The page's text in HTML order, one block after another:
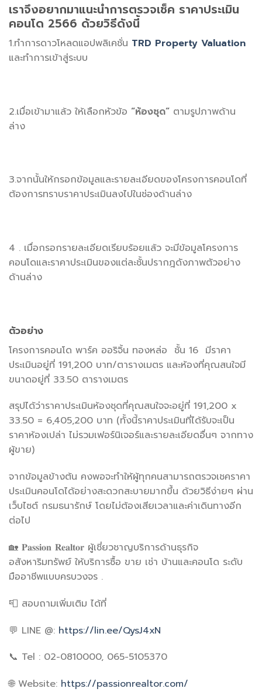
เราจึงอยากมาแนะนำการตรวจเช็ค ราคาประเมิน
คอนโด 2566 ด้วยวิธีดังนี้
1.ทำการดาวโหลดแอปพลิเคชั่น TRD Property Valuation
และทำการเข้าสู่ระบบ
2.เมื่อเข้ามาแล้ว ให้เลือกหัวข้อ “ห้องชุด” ตามรูปภาพด้าน
ล่าง
3.จากนั้นให้กรอกข้อมูลและรายละเอียดของโครงการคอนโดที่
ต้องการทราบราคาประเมินลงไปในช่องด้านล่าง
4 . เมื่อกรอกรายละเอียดเรียบร้อยแล้ว จะมีข้อมูลโครงการ
คอนโดและราคาประเมินของแต่ละชั้นปรากฎดังภาพตัวอย่าง
ด้านล่าง
ตัวอย่าง
โครงการคอนโด พาร์ค ออริจิ้น ทองหล่อ ชั้น 16 มีราคา
ประเมินอยู่ที่ 191,200 บาท/ตารางเมตร และห้องที่คุณสนใจมี
ขนาดอยู่ที่ 33.50 ตารางเมตร
สรุปได้ว่าราคาประเมินห้องชุดที่คุณสนใจจะอยู่ที่ 191,200 x
33.50 = 6,405,200 บาท (ทั้งนี้ราคาประเมินที่ได้รับจะเป็น
ราคาห้องเปล่า ไม่รวมเฟอร์นิเจอร์และรายละเอียดอื่นๆ จากทาง
ผู้ขาย)
จากข้อมูลข้างต้น คงพอจะทำให้ผู้ทุกคนสามารถตรวจเชคราคา
ประเมินคอนโดได้อย่างสะดวกสะบายมากขึ้น ด้วยวิธีง่ายๆ ผ่าน
เว็บไซต์ กรมธนารักษ์ โดยไม่ต้องเสียเวลาและค่าเดินทางอีก
ต่อไป
🏡 𝐏𝐚𝐬𝐬𝐢𝐨𝐧 𝐑𝐞𝐚𝐥𝐭𝐨𝐫 ผู้เชี่ยวชาญบริการด้านธุรกิจ
อสังหาริมทรัพย์ ให้บริการซื้อ ขาย เช่า บ้านและคอนโด ระดับ
มืออาชีพแบบครบวงจร .
📮 สอบถามเพิ่มเติม ได้ที่
💬 LINE @: https://lin.ee/QysJ4xN
📞 Tel : 02-0810000, 065-5105370
🌐 Website: https://passionrealtor.com/